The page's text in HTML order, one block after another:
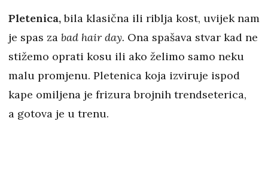
Pletenica,bila klasična ili riblja kost, uvijek nam
je spas za bad hair day. Ona spašava stvar kad ne
stižemo oprati kosu ili ako želimo samo neku
malu promjenu. Pletenica koja izviruje ispod
kape omiljena je frizura brojnih trendseterica,
a gotova je u trenu.